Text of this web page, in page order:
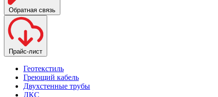
Обратная связь
Прайс-лист
Геотекстиль
Греющий кабель
Двухстенные трубы
ДКС